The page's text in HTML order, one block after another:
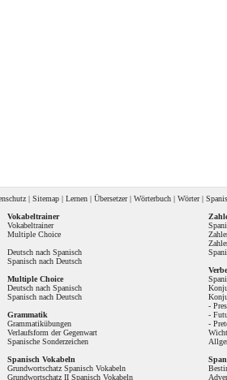
| Sitemap | Lernen | Übersetzer| Wörterbuch | Wörter|
Vokabeltrainer
Vokabeltrainer
Multiple Choice
Deutsch nach Spanisch
Spanisch nach Deutsch
Multiple Choice
Deutsch nach Spanisch
Spanisch nach Deutsch
Grammatik
Grammatikübungen
Verlaufsform der Gegenwart
Spanische Sonderzeichen
Spanisch Vokabeln
Grundwortschatz Spanisch Vokabeln
Grundwortschatz II Spanisch Vokabeln
-
-
-